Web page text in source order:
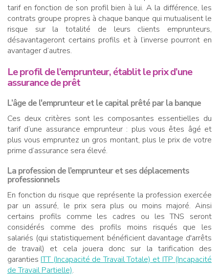
tarif en fonction de son profil bien à lui. A la différence, les
contrats groupe propres à chaque banque qui mutualisent le
risque sur la totalité de leurs clients emprunteurs,
désavantageront certains profils et à l’inverse pourront en
avantager d’autres.
Le profil de l’emprunteur, établit le prix d’une
assurance de prêt
L’âge de l'emprunteur et le capital prêté par la banque
Ces deux critères sont les composantes essentielles du
tarif d’une assurance emprunteur : plus vous êtes âgé et
plus vous empruntez un gros montant, plus le prix de votre
prime d’assurance sera élevé.
La profession de l’emprunteur et ses déplacements
professionnels
En fonction du risque que représente la profession exercée
par un assuré, le prix sera plus ou moins majoré. Ainsi
certains profils comme les cadres ou les TNS seront
considérés comme des profils moins risqués que les
salariés (qui statistiquement bénéficient davantage d'arrêts
de travail) et cela jouera donc sur la tarification des
garanties ITT (Incapacité de Travail Totale) et ITP (Incapacité
de Travail Partielle).